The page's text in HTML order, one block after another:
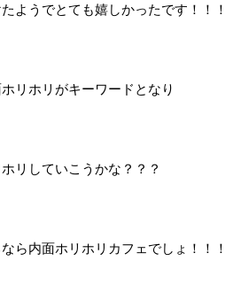
ようでとても嬉しかったです！！！
リホリがキーワードとなり
リしていこうかな？？？
ら内面ホリホリカフェでしょ！！！